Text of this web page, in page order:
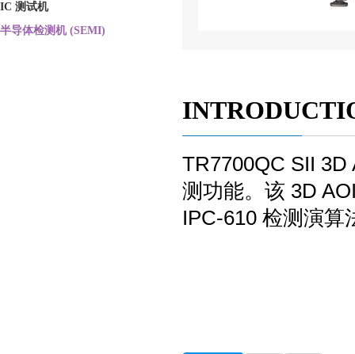
IC 测试机
半导体检测机 (SEMI)
TR7700QC SII
测功能。该 3D
IPC-610 检测